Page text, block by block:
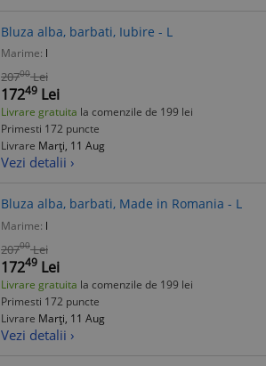
Bluza alba, barbati, Iubire - L
Marime: l
20700 Lei
17249 Lei
Livrare gratuita la comenzile de 199 lei
Primesti 172 puncte
Livrare Marți, 11 Aug
Vezi detalii ›
Bluza alba, barbati, Made in Romania - L
Marime: l
20700 Lei
17249 Lei
Livrare gratuita la comenzile de 199 lei
Primesti 172 puncte
Livrare Marți, 11 Aug
Vezi detalii ›